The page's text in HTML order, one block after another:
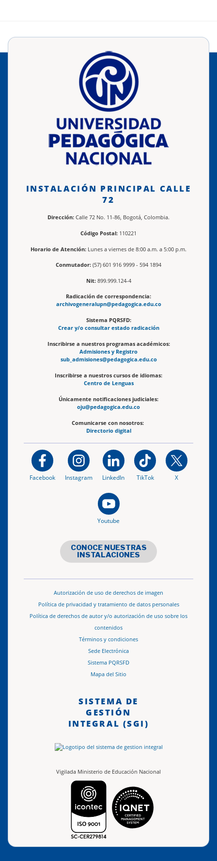
INSTALACIÓN PRINCIPAL CALLE
72
Dirección: Calle 72 No. 11-86, Bogotá, Colombia.
Código Postal: 110221
Horario de Atención: Lunes a viernes de 8:00 a.m. a 5:00 p.m.
Conmutador: (57) 601 916 9999 - 594 1894
Nit:899.999.124-4
Radicación de correspondencia:
archivogeneralupn@pedagogica.edu.co
Sistema PQRSFD:
Crear y/o consultar estado radicación
Inscribirse a nuestros programas académicos:
Admisiones y Registro
sub_admisiones@pedagogica.edu.co
Inscribirse a nuestros cursos de idiomas:
Centro de Lenguas
Únicamente notificaciones judiciales:
oju@pedagogica.edu.co
Comunicarse con nosotros:
Directorio digital
Facebook Instagram LinkedIn TikTok X
Youtube
CONOCE NUESTRAS
INSTALACIONES
Autorización de uso de derechos de imagen
Política de privacidad y tratamiento de datos personales
Política de derechos de autor y/o autorización de uso sobre los
contenidos
Términos y condiciones
Sede Electrónica
Sistema PQRSFD
Mapa del Sitio
SISTEMA DE
GESTIÓN
INTEGRAL (SGI)
Vigilada Ministerio de Educación Nacional